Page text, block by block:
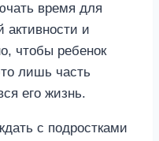
время для
активности и
чтобы ребенок
лишь часть
его жизнь.
с подростками